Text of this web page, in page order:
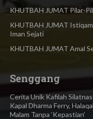
KHUTBAH JUMAT Pilar-
KHUTBAH JUMAT
Iman Sejati
KHUTBAH JUMAT Amal
Senggang
Cerita Unik Kafilah
Kapal Dharma Ferry,
Malam Tanpa ‘Kepastian’